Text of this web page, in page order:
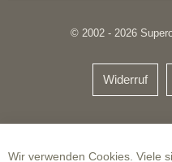
© 2002 - 2026
Widerruf
Wir verwenden Cookies. Viele